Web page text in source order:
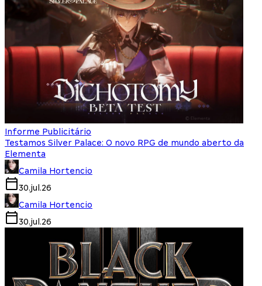
Informe Publicitário
Testamos Silver Palace: O novo RPG de mundo aberto da
Elementa
Camila Hortencio
30.jul.26
Camila Hortencio
30.jul.26